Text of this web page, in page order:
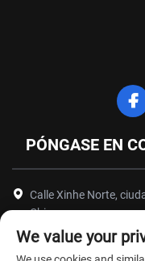
PÓNGASE EN
Calle Xinhe Norte,
China
+86-18949493005
We value your